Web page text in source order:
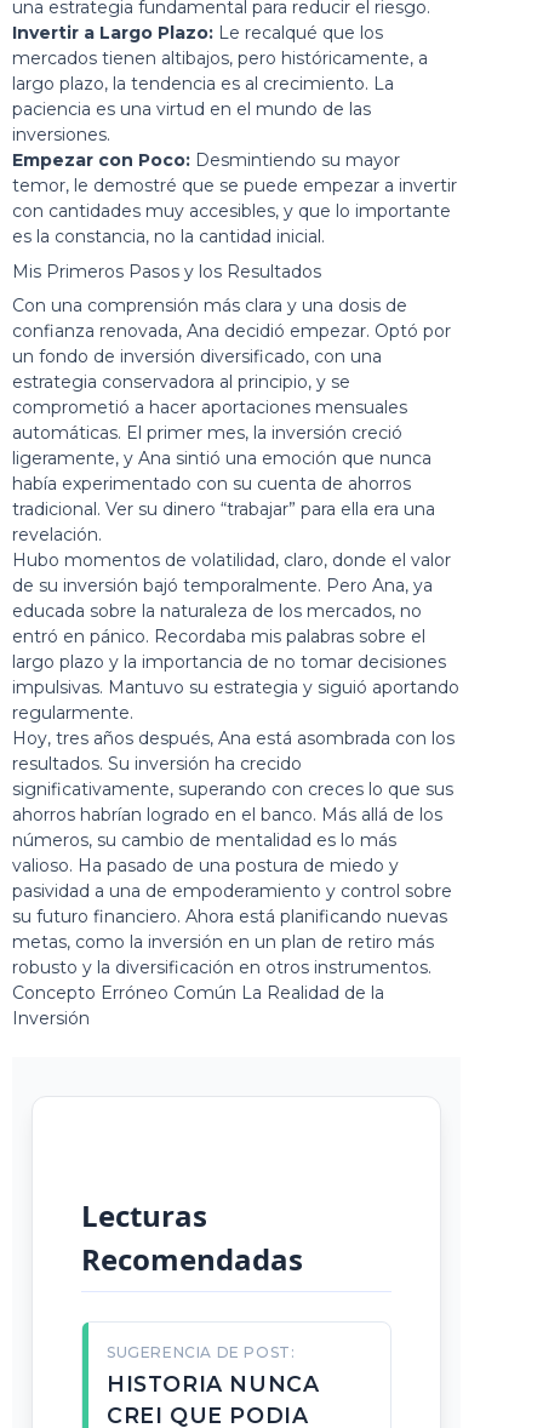
una estrategia fundamental para reducir el riesgo.
Invertir a Largo Plazo: Le recalqué que los
mercados tienen altibajos, pero históricamente, a
largo plazo, la tendencia es al crecimiento. La
paciencia es una virtud en el mundo de las
inversiones.
Empezar con Poco: Desmintiendo su mayor
temor, le demostré que se puede empezar a invertir
con cantidades muy accesibles, y que lo importante
es la constancia, no la cantidad inicial.
Mis Primeros Pasos y los Resultados
Con una comprensión más clara y una dosis de
confianza renovada, Ana decidió empezar. Optó por
un fondo de inversión diversificado, con una
estrategia conservadora al principio, y se
comprometió a hacer aportaciones mensuales
automáticas. El primer mes, la inversión creció
ligeramente, y Ana sintió una emoción que nunca
había experimentado con su cuenta de ahorros
tradicional. Ver su dinero “trabajar” para ella era una
revelación.
Hubo momentos de volatilidad, claro, donde el valor
de su inversión bajó temporalmente. Pero Ana, ya
educada sobre la naturaleza de los mercados, no
entró en pánico. Recordaba mis palabras sobre el
largo plazo y la importancia de no tomar decisiones
impulsivas. Mantuvo su estrategia y siguió aportando
regularmente.
Hoy, tres años después, Ana está asombrada con los
resultados. Su inversión ha crecido
significativamente, superando con creces lo que sus
ahorros habrían logrado en el banco. Más allá de los
números, su cambio de mentalidad es lo más
valioso. Ha pasado de una postura de miedo y
pasividad a una de empoderamiento y control sobre
su futuro financiero. Ahora está planificando nuevas
metas, como la inversión en un plan de retiro más
robusto y la diversificación en otros instrumentos.
Concepto Erróneo Común La Realidad de la
Inversión
Lecturas
Recomendadas
SUGERENCIA DE POST:
HISTORIA NUNCA
CREI QUE PODIA